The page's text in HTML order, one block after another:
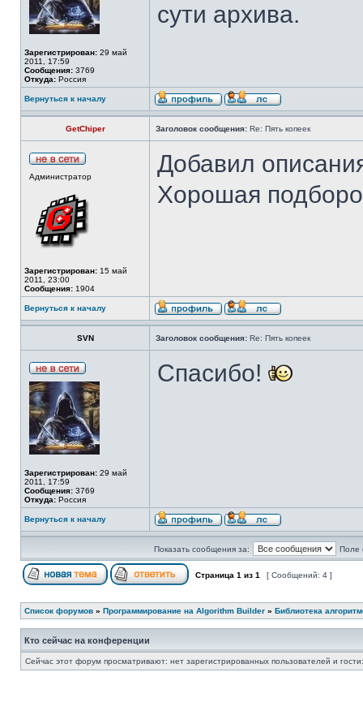
Зарегистрирован: 29 май
2011, 17:59
Сообщения: 3769
Откуда: Россия
сути архива.
Вернуться к началу
GetChiper Заголовок сообщения: Re: Пять копеек
Администратор
Зарегистрирован: 15 май
2011, 23:00
Сообщения: 1904
Добавил
Хорошая
Вернуться к началу
SVN Заголовок сообщения: Re: Пять копеек
Зарегистрирован: 29 май
2011, 17:59
Сообщения: 3769
Откуда: Россия
Спасибо!
Вернуться к началу
Показать сообщения за: Поле
Страница 1 из 1 [ Сообщений: 4 ]
Список форумов » Программирование на Algorithm Builder » Библиотека
Кто сейчас на конференции
Сейчас этот форум просматривают: нет зарегистрированных пользователей и